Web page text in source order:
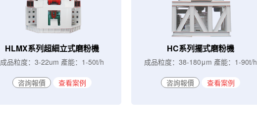
HLMX系列超細立式磨粉機
成品粒度：3-22um 產能：1-50t/h
咨詢報價 查看案例
HC系列擺式磨粉機
成品粒度：38-180μm 產能：1-90t/h
咨詢報價 查看案例